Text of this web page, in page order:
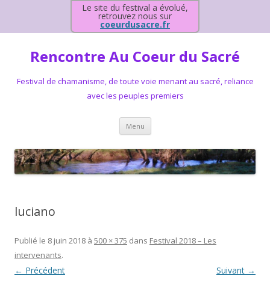
Le site du festival a évolué,
retrouvez nous sur
coeurdusacre.fr
Rencontre Au Coeur du Sacré
Festival de chamanisme, de toute voie menant au sacré, reliance
avec les peuples premiers
Menu Aller au contenu principal
luciano
Publié le 8 juin 2018 à 500 × 375 dans Festival 2018 – Les
intervenants.
← Précédent Suivant →